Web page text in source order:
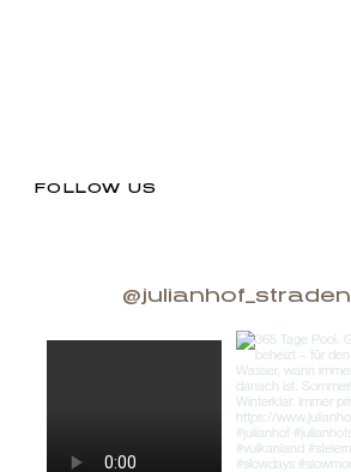
FOLLOW US
@julianhof_straden